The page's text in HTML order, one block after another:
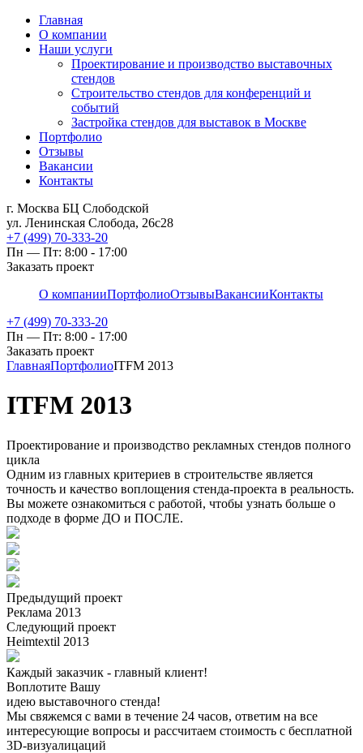
Главная
О компании
Наши услуги
Проектирование и производство выставочных
стендов
Строительство стендов для конференций и
событий
Застройка стендов для выставок в Москве
Портфолио
Отзывы
Вакансии
Контакты
г. Москва БЦ Слободской
ул. Ленинская Слобода, 26с28
+7 (499) 70-333-20
Пн — Пт: 8:00 - 17:00
Заказать проект
О компанииПортфолиоОтзывыВакансииКонтакты
+7 (499) 70-333-20
Пн — Пт: 8:00 - 17:00
Заказать проект
ГлавнаяПортфолиоITFM 2013
ITFM 2013
Проектирование и производство рекламных стендов полного
цикла
Одним из главных критериев в строительстве является
точность и качество воплощения стенда-проекта в реальность.
Вы можете ознакомиться с работой, чтобы узнать больше о
подходе в форме ДО и ПОСЛЕ.
Предыдущий проект
Реклама 2013
Следующий проект
Heimtextil 2013
Каждый заказчик - главный клиент!
Воплотите Вашу
идею выставочного стенда!
Мы свяжемся с вами в течение 24 часов, ответим на все
интересующие вопросы и рассчитаем стоимость с бесплатной
3D-визуалицаций